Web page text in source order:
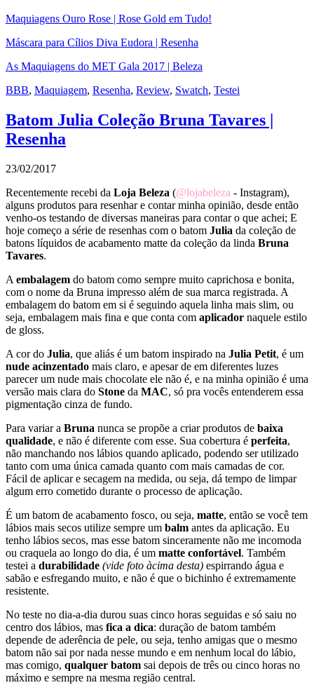
Maquiagens Ouro Rose | Rose Gold em Tudo!
Máscara para Cílios Diva Eudora | Resenha
As Maquiagens do MET Gala 2017 | Beleza
BBB, Maquiagem, Resenha, Review, Swatch, Testei
Batom Julia Coleção Bruna Tavares |
Resenha
23/02/2017
Recentemente recebi da Loja Beleza (@lojabeleza - Instagram),
alguns produtos para resenhar e contar minha opinião, desde então
venho-os testando de diversas maneiras para contar o que achei; E
hoje começo a série de resenhas com o batom Julia da coleção de
batons líquidos de acabamento matte da coleção da linda Bruna
Tavares.
A embalagem do batom como sempre muito caprichosa e bonita,
com o nome da Bruna impresso além de sua marca registrada. A
embalagem do batom em si é seguindo aquela linha mais slim, ou
seja, embalagem mais fina e que conta com aplicador naquele estilo
de gloss.
A cor do Julia, que aliás é um batom inspirado na Julia Petit, é um
nude acinzentado mais claro, e apesar de em diferentes luzes
parecer um nude mais chocolate ele não é, e na minha opinião é uma
versão mais clara do Stone da MAC, só pra vocês entenderem essa
pigmentação cinza de fundo.
Para variar a Bruna nunca se propõe a criar produtos de baixa
qualidade, e não é diferente com esse. Sua cobertura é perfeita,
não manchando nos lábios quando aplicado, podendo ser utilizado
tanto com uma única camada quanto com mais camadas de cor.
Fácil de aplicar e secagem na medida, ou seja, dá tempo de limpar
algum erro cometido durante o processo de aplicação.
É um batom de acabamento fosco, ou seja, matte, então se você tem
lábios mais secos utilize sempre um balm antes da aplicação. Eu
tenho lábios secos, mas esse batom sinceramente não me incomoda
ou craquela ao longo do dia, é um matte confortável. Também
testei a durabilidade (vide foto àcima desta) espirrando água e
sabão e esfregando muito, e não é que o bichinho é extremamente
resistente.
No teste no dia-a-dia durou suas cinco horas seguidas e só saiu no
centro dos lábios, mas fica a dica: duração de batom também
depende de aderência de pele, ou seja, tenho amigas que o mesmo
batom não sai por nada nesse mundo e em nenhum local do lábio,
mas comigo, qualquer batom sai depois de três ou cinco horas no
máximo e sempre na mesma região central.